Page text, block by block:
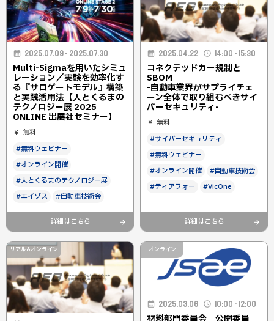
2025.07.09 - 2025.07.30
Multi-Sigmaを用いたシミュ
レーション／実験を効率化す
る『サロゲートモデル』構築
と実践活用法【人とくるまの
テクノロジー展 2025
ONLINE 出展社セミナー】
無料
#無料ウェビナー
#オンライン開催
#人とくるまのテクノロジー展
#エイゾス
#自動車技術会
詳細はこちら
2025.04.22 14:00 - 15:30
コネクテッドカー規制と
SBOM
-自動車業界がサプライチェ
ーン全体で取り組むべきサイ
バーセキュリティ-
無料
#サイバーセキュリティ
#無料ウェビナー
#オンライン開催
#自動車技術会
#ティアフォー
#VicOne
詳細はこちら
リアル&オンライン オンライン
2025.03.06 10:00 - 12:00